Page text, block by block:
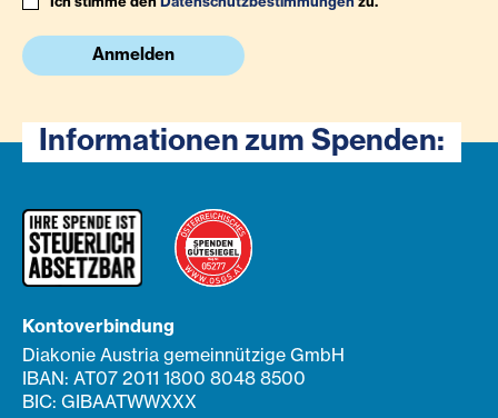
Anmelden
Informationen zum Spenden:
Kontoverbindung
Diakonie Austria gemeinnützige GmbH
IBAN: AT07 2011 1800 8048 8500
BIC: GIBAATWWXXX